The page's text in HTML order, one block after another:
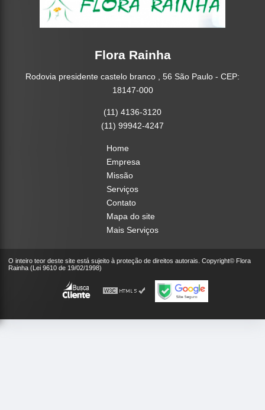
Flora Rainha
Rodovia presidente castelo branco , 56 São Paulo - CEP:
18147-000
(11) 4136-3120
(11) 99942-4247
Home
Empresa
Missão
Serviços
Contato
Mapa do site
Mais Serviços
O inteiro teor deste site está sujeito à proteção de direitos autorais. Copyright© Flora
Rainha (Lei 9610 de 19/02/1998)